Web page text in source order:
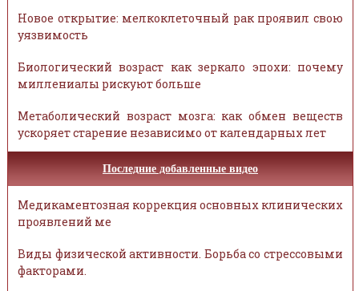
Новое открытие: мелкоклеточный рак проявил свою
уязвимость
Биологический возраст как зеркало эпохи: почему
миллениалы рискуют больше
Метаболический возраст мозга: как обмен веществ
ускоряет старение независимо от календарных лет
Последние добавленные видео
Медикаментозная коррекция основных клинических
проявлений ме
Виды физической активности. Борьба со стрессовыми
факторами.